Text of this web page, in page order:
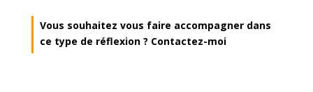
Vous souhaitez vous faire accompagner dans
ce type de réflexion ? Contactez-moi